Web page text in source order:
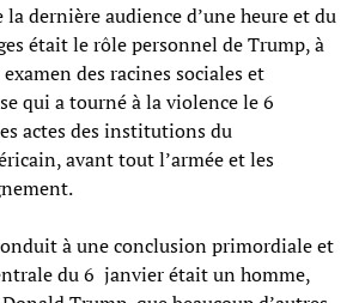
dernière audience d’une heure et du
était le rôle personnel de Trump, à
des racines sociales et
qui a tourné à la violence le 6
actes des institutions du
avant tout l’armée et les
à une conclusion primordiale et
du 6 janvier était un homme,